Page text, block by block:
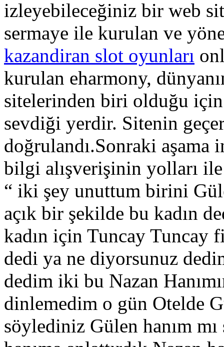
izleyebileceğiniz bir web
sermaye ile kurulan ve
kazandiran slot oyunları
kurulan eharmony,
sitelerinden biri olduğu
sevdiği yerdir. Sitenin
doğrulandı.Sonraki aşama
bilgi alışverişinin yolları
“ iki şey unuttum birini
açık bir şekilde bu kadın
kadın için Tuncay Tuncay
dedi ya ne diyorsunuz
dedim iki bu Nazan
dinlemedim o gün Otelde
söylediniz Gülen hanım